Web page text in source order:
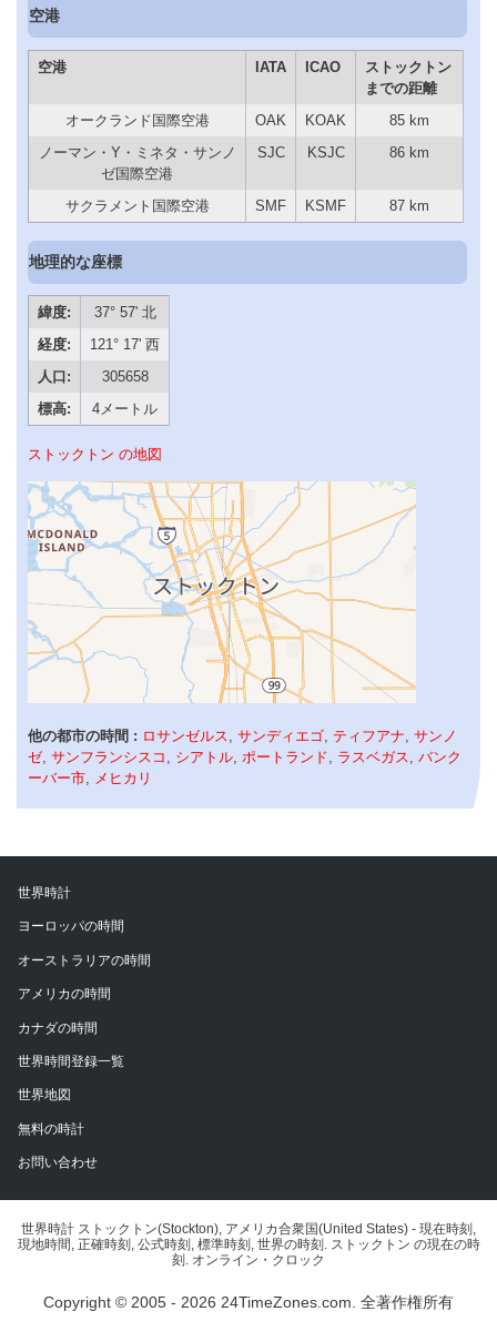
空港
空港 IATA ICAO
ストックトン
までの距離
オークランド国際空港
OAK KOAK
85 km
ノーマン・Y・ミネタ・サンノ
ゼ国際空港
SJC KSJC 86 km
サクラメント国際空港 SMF KSMF 87 km
地理的な座標
緯度:
37° 57' 北
経度:
121° 17' 西
人口:
305658
標高:
4メートル
ストックトン の地図
他の都市の時間 : ロサンゼルス, サンディエゴ, ティフアナ, サンノ
ゼ, サンフランシスコ , シアトル, ポートランド, ラスベガス, バンク
ーバー市, メヒカリ
世界時計
ヨーロッパの時間
オーストラリアの時間
アメリカの時間
カナダの時間
世界時間登録一覧
世界地図
無料の時計
お問い合わせ
世界時計 ストックトン(Stockton), アメリカ合衆国(United States) - 現在時刻,
現地時間, 正確時刻, 公式時刻, 標準時刻, 世界の時刻. ストックトン の現在の時
刻. オンライン・クロック
Copyright © 2005 - 2026 24TimeZones.com. 全著作権所有